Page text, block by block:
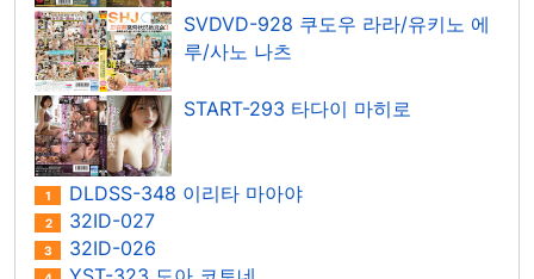
SVDVD-928 쿠도우 라라/유키노 에
루/사노 나츠
START-293 타다이 마히로
1 DLDSS-348 이리타 마아야
2 32ID-027
3 32ID-026